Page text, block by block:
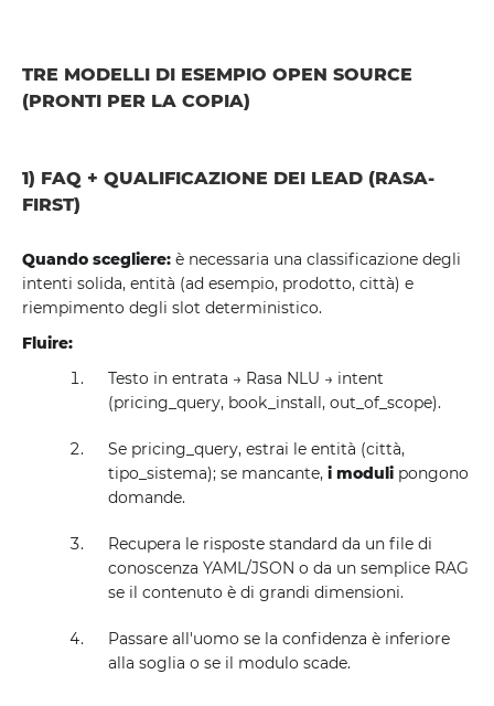
TRE MODELLI DI ESEMPIO OPEN SOURCE
(PRONTI PER LA COPIA)
1) FAQ + QUALIFICAZIONE DEI LEAD (RASA-
FIRST)
Quando scegliere: è necessaria una classificazione degli
intenti solida, entità (ad esempio, prodotto, città) e
riempimento degli slot deterministico.
Fluire:
Testo in entrata → Rasa NLU → intent
(pricing_query, book_install, out_of_scope).
Se pricing_query, estrai le entità (città,
tipo_sistema); se mancante,i moduli pongono
domande.
Recupera le risposte standard da un file di
conoscenza YAML/JSON o da un semplice RAG
se il contenuto è di grandi dimensioni.
Passare all'uomo se la confidenza è inferiore
alla soglia o se il modulo scade.